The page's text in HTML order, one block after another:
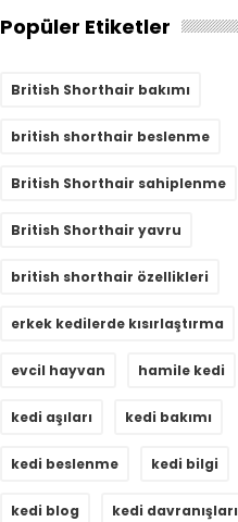
Popüler Etiketler
British Shorthair bakımı
british shorthair beslenme
British Shorthair sahiplenme
British Shorthair yavru
british shorthair özellikleri
erkek kedilerde kısırlaştırma
evcil hayvan hamile kedi
kedi aşıları kedi bakımı
kedi beslenme kedi bilgi
kedi blog kedi davranışları